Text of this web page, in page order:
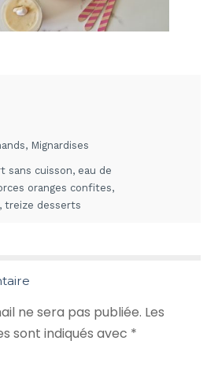
, Mignardises
sans cuisson, eau de
oranges confites,
,treize desserts
ne sera pas publiée. Les
sont indiqués avec *